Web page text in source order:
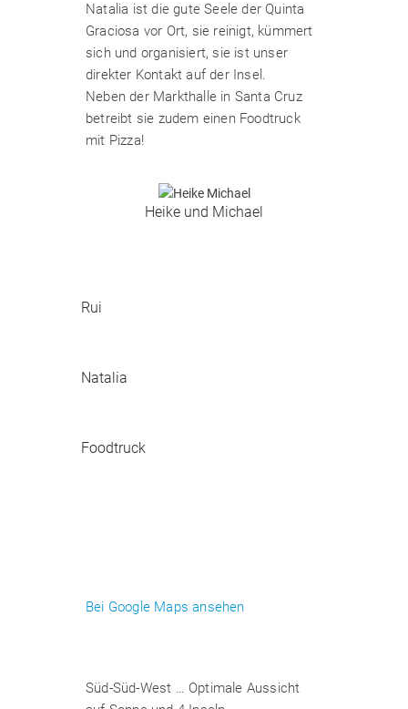
Natalia ist die gute Seele der Quinta
Graciosa vor Ort, sie reinigt, kümmert
sich und organisiert, sie ist unser
direkter Kontakt auf der Insel.
Neben der Markthalle in Santa Cruz
betreibt sie zudem einen Foodtruck
mit Pizza!
Heike und Michael
Rui
Natalia
Foodtruck
Bei Google Maps ansehen
Süd-Süd-West … Optimale Aussicht